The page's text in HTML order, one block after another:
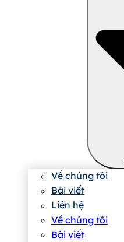
Về chúng tôi
Bài viết
Liên hệ
Về chúng tôi
Bài viết